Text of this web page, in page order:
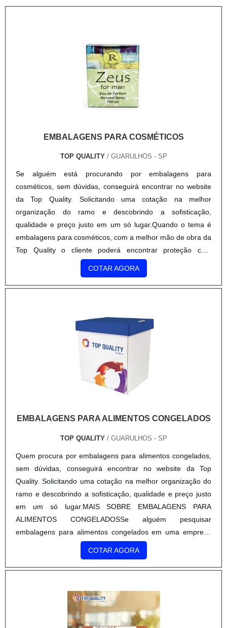
EMBALAGENS PARA COSMÉTICOS
TOP QUALITY / GUARULHOS - SP
Se alguém está procurando por embalagens para
cosméticos, sem dúvidas, conseguirá encontrar no website
da Top Quality. Solicitando uma cotação na melhor
organização do ramo e descobrindo a sofisticação,
qualidade e preço justo em um só lugar.Quando o tema é
embalagens para cosméticos, com a melhor mão de obra da
Top Quality o cliente poderá encontrar proteção com
soluções eficazes para serviços gráficos.DETALHES SOBRE
EMBALAGENS PARA CO...
COTAR AGORA
EMBALAGENS PARA ALIMENTOS CONGELADOS
TOP QUALITY / GUARULHOS - SP
Quem procura por embalagens para alimentos congelados,
sem dúvidas, conseguirá encontrar no website da Top
Quality. Solicitando uma cotação na melhor organização do
ramo e descobrindo a sofisticação, qualidade e preço justo
em um só lugar.MAIS SOBRE EMBALAGENS PARA
ALIMENTOS CONGELADOSSe alguém pesquisar
embalagens para alimentos congelados em uma empresa
comprometida com seus serviços, depara com a Top Quality.
Atuando com colmeia pape...
COTAR AGORA